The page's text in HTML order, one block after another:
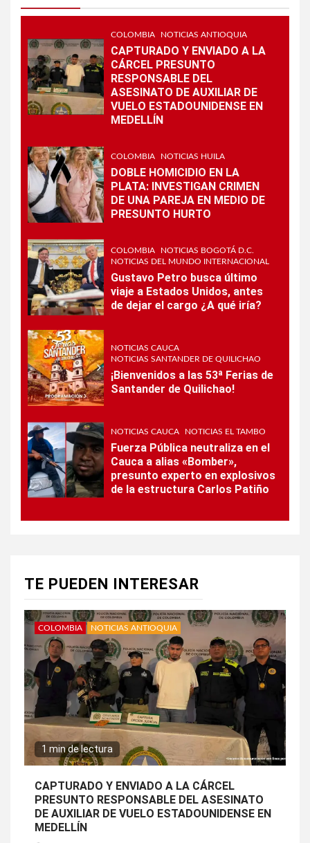
COLOMBIA NOTICIAS ANTIOQUIA
CAPTURADO Y ENVIADO A LA
CÁRCEL PRESUNTO
RESPONSABLE DEL
ASESINATO DE AUXILIAR DE
VUELO ESTADOUNIDENSE EN
MEDELLÍN
COLOMBIA NOTICIAS HUILA
DOBLE HOMICIDIO EN LA
PLATA: INVESTIGAN CRIMEN
DE UNA PAREJA EN MEDIO DE
PRESUNTO HURTO
COLOMBIA
NOTICIAS BOGOTÁ D.C.
NOTICIAS DEL MUNDO INTERNACIONAL
Gustavo Petro busca último
viaje a Estados Unidos, antes
de dejar el cargo ¿A qué iría?
NOTICIAS CAUCA
NOTICIAS SANTANDER DE QUILICHAO
¡Bienvenidos a las 53ª Ferias de
Santander de Quilichao!
NOTICIAS CAUCA NOTICIAS EL TAMBO
Fuerza Pública neutraliza en el
Cauca a alias «Bomber»,
presunto experto en explosivos
de la estructura Carlos Patiño
TE PUEDEN INTERESAR
COLOMBIA NOTICIAS ANTIOQUIA
1 min de lectura
CAPTURADO Y ENVIADO A LA CÁRCEL
PRESUNTO RESPONSABLE DEL ASESINATO
DE AUXILIAR DE VUELO ESTADOUNIDENSE EN
MEDELLÍN